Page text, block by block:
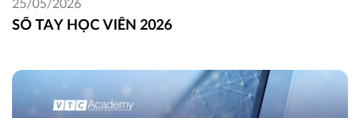
SỔ TAY HỌC VIÊN 2026
25/05/2026